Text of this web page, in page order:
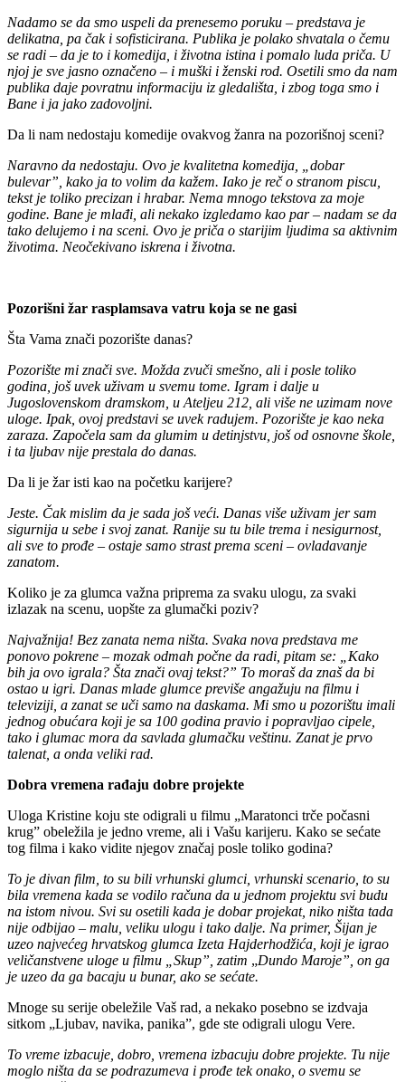
Nadamo se da smo uspeli da prenesemo poruku – predstava je
delikatna, pa čak i sofisticirana. Publika je polako shvatala o čemu
se radi – da je to i komedija, i životna istina i pomalo luda priča. U
njoj je sve jasno označeno – i muški i ženski rod. Osetili smo da nam
publika daje povratnu informaciju iz gledališta, i zbog toga smo i
Bane i ja jako zadovoljni.
Da li nam nedostaju komedije ovakvog žanra na pozorišnoj sceni?
Naravno da nedostaju. Ovo je kvalitetna komedija, „dobar
bulevar”, kako ja to volim da kažem. Iako je reč o stranom piscu,
tekst je toliko precizan i hrabar. Nema mnogo tekstova za moje
godine. Bane je mlađi, ali nekako izgledamo kao par – nadam se da
tako delujemo i na sceni. Ovo je priča o starijim ljudima sa aktivnim
životima. Neočekivano iskrena i životna.
Pozorišni žar rasplamsava vatru koja se ne gasi
Šta Vama znači pozorište danas?
Pozorište mi znači sve. Možda zvuči smešno, ali i posle toliko
godina, još uvek uživam u svemu tome. Igram i dalje u
Jugoslovenskom dramskom, u Ateljeu 212, ali više ne uzimam nove
uloge. Ipak, ovoj predstavi se uvek radujem. Pozorište je kao neka
zaraza. Započela sam da glumim u detinjstvu, još od osnovne škole,
i ta ljubav nije prestala do danas.
Da li je žar isti kao na početku karijere?
Jeste. Čak mislim da je sada još veći. Danas više uživam jer sam
sigurnija u sebe i svoj zanat. Ranije su tu bile trema i nesigurnost,
ali sve to prođe – ostaje samo strast prema sceni – ovladavanje
zanatom.
Koliko je za glumca važna priprema za svaku ulogu, za svaki
izlazak na scenu, uopšte za glumački poziv?
Najvažnija! Bez zanata nema ništa. Svaka nova predstava me
ponovo pokrene – mozak odmah počne da radi, pitam se: „Kako
bih ja ovo igrala? Šta znači ovaj tekst?” To moraš da znaš da bi
ostao u igri. Danas mlade glumce previše angažuju na filmu i
televiziji, a zanat se uči samo na daskama. Mi smo u pozorištu imali
jednog obućara koji je sa 100 godina pravio i popravljao cipele,
tako i glumac mora da savlada glumačku veštinu. Zanat je prvo
talenat, a onda veliki rad.
Dobra vremena rađaju dobre projekte
Uloga Kristine koju ste odigrali u filmu „Maratonci trče počasni
krug” obeležila je jedno vreme, ali i Vašu karijeru. Kako se sećate
tog filma i kako vidite njegov značaj posle toliko godina?
To je divan film, to su bili vrhunski glumci, vrhunski scenario, to su
bila vremena kada se vodilo računa da u jednom projektu svi budu
na istom nivou. Svi su osetili kada je dobar projekat, niko ništa tada
nije odbijao – malu, veliku ulogu i tako dalje. Na primer, Šijan je
uzeo najvećeg hrvatskog glumca Izeta Hajderhodžića, koji je igrao
veličanstvene uloge u filmu „Skup”, zatim „Dundo Maroje”, on ga
je uzeo da ga bacaju u bunar, ako se sećate.
Mnoge su serije obeležile Vaš rad, a nekako posebno se izdvaja
sitkom „Ljubav, navika, panika”, gde ste odigrali ulogu Vere.
To vreme izbacuje, dobro, vremena izbacuju dobre projekte. Tu nije
moglo ništa da se podrazumeva i prođe tek onako, o svemu se